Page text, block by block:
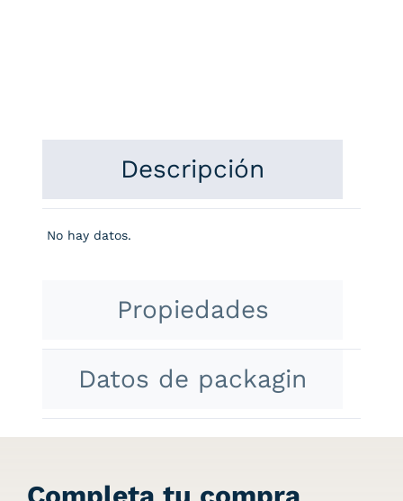
Descripción
No hay datos.
Propiedades
Datos de packagin